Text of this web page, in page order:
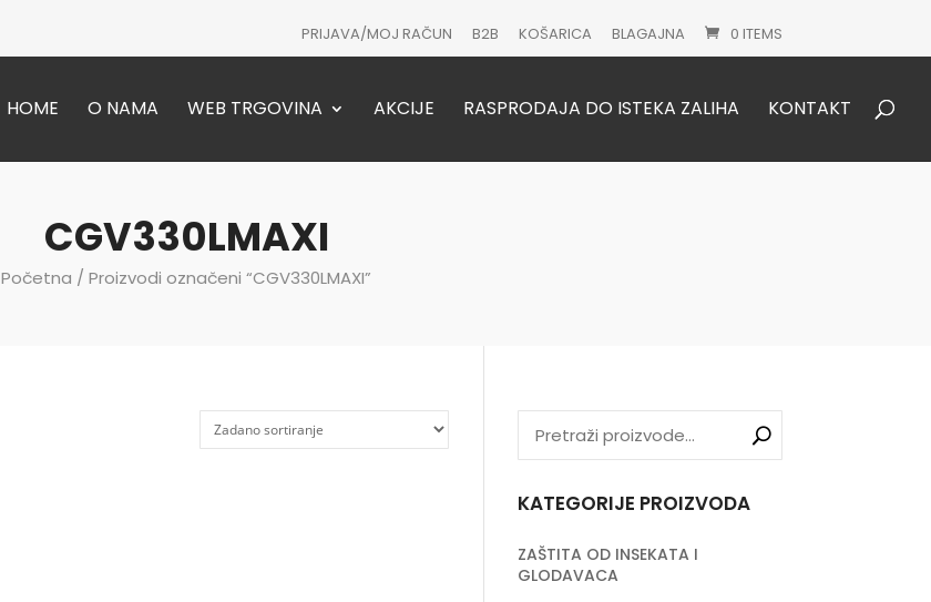
PRIJAVA/MOJ RAČUN B2B KOŠARICA BLAGAJNA 0 ITEMS
HOME O NAMA WEB TRGOVINA AKCIJE RASPRODAJA DO ISTEKA ZALIHA KONTAKT
Products
CGV330LMAXI
Početna / Proizvodi označeni “CGV330LMAXI”
KATEGORIJE PROIZVODA
ZAŠTITA OD INSEKATA I
GLODAVACA